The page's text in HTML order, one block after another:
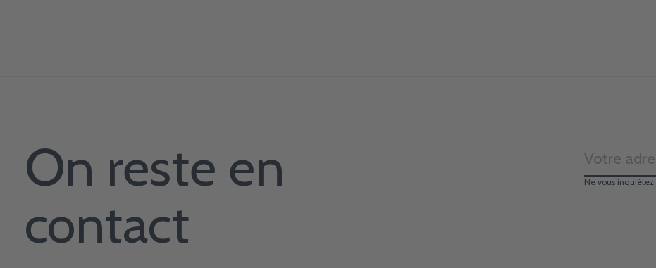
On reste en
contact
Ne vous inquiétez